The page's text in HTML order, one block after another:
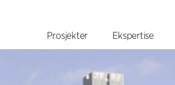
Prosjekter Ekspertise